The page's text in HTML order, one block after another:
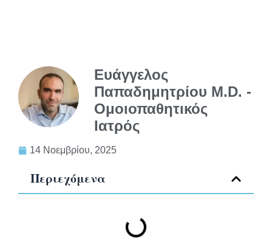
Ευάγγελος
Παπαδημητρίου M.D. -
Ομοιοπαθητικός
Ιατρός
14 Νοεμβρίου, 2025
Περιεχόμενα